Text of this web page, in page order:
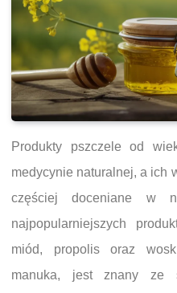
Produkty pszczele od
medycynie naturalnej, a ich
częściej doceniane w
najpopularniejszych
miód, propolis oraz
manuka, jest znany ze